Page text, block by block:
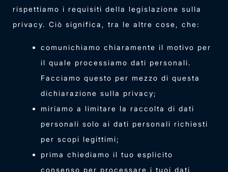
rispettiamo i requisiti della legislazione sulla
privacy. Ciò significa, tra le altre cose, che:
comunichiamo chiaramente il motivo per
il quale processiamo dati personali.
Facciamo questo per mezzo di questa
dichiarazione sulla privacy;
miriamo a limitare la raccolta di dati
personali solo ai dati personali richiesti
per scopi legittimi;
prima chiediamo il tuo esplicito
consenso per processare i tuoi dati